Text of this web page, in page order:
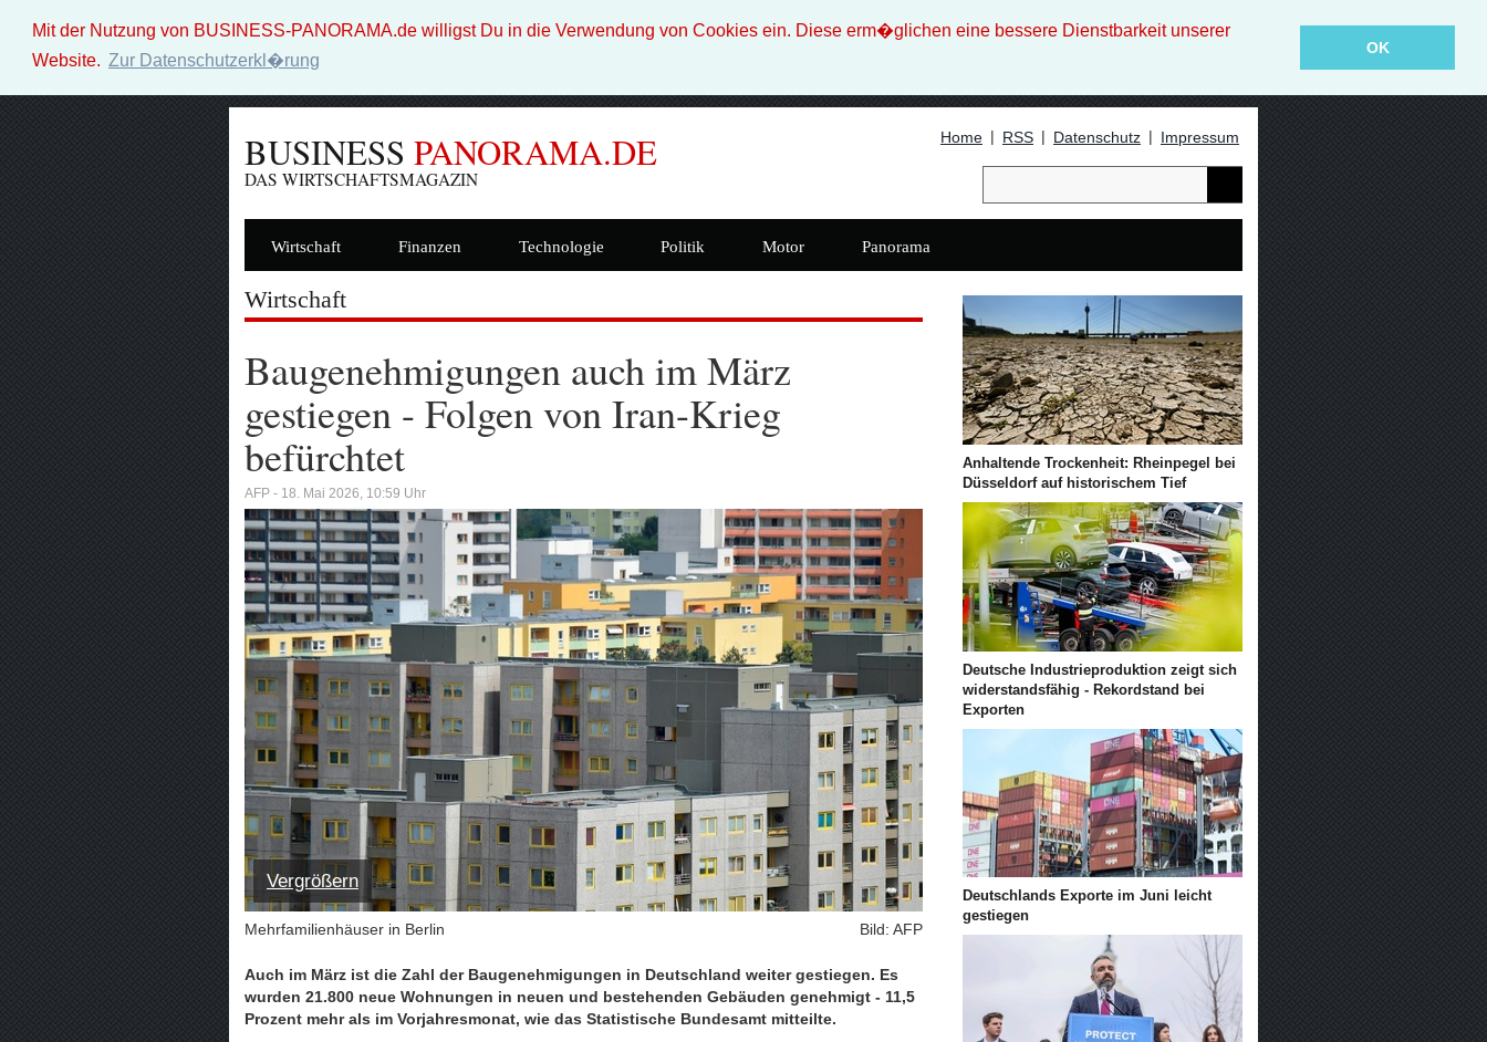
Mit der Nutzung von BUSINESS-PANORAMA.de willigst Du in die Verwendung von Cookies ein. Diese erm�glichen eine bessere Dienstbarkeit unserer
Website. Zur Datenschutzerkl�rung
OK
BUSINESS PANORAMA.DE
DAS WIRTSCHAFTSMAGAZIN
Home | RSS | Datenschutz | Impressum
Wirtschaft Finanzen Technologie Politik Motor Panorama
Wirtschaft
Baugenehmigungen auch im März
gestiegen - Folgen von Iran-Krieg
befürchtet
AFP - 18. Mai 2026, 10:59 Uhr
Vergrößern
Mehrfamilienhäuser in Berlin Bild: AFP
Auch im März ist die Zahl der Baugenehmigungen in Deutschland weiter gestiegen. Es
wurden 21.800 neue Wohnungen in neuen und bestehenden Gebäuden genehmigt - 11,5
Prozent mehr als im Vorjahresmonat, wie das Statistische Bundesamt mitteilte.
Anhaltende Trockenheit: Rheinpegel bei
Düsseldorf auf historischem Tief
Deutsche Industrieproduktion zeigt sich
widerstandsfähig - Rekordstand bei
Exporten
Deutschlands Exporte im Juni leicht
gestiegen